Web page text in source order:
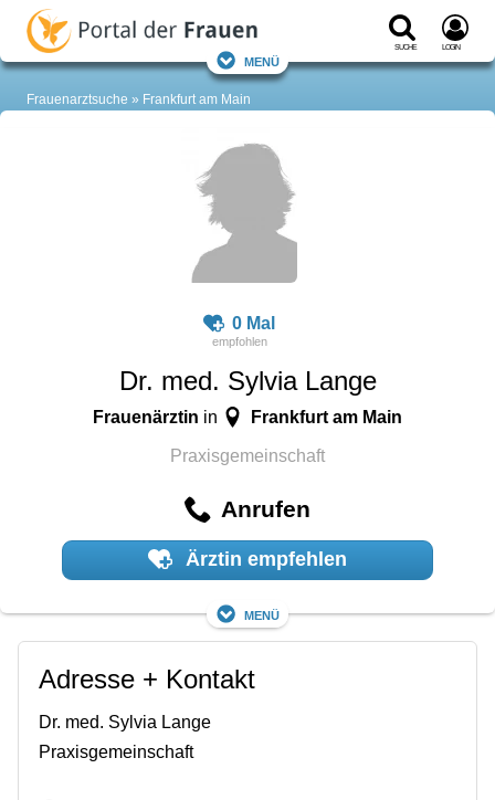
Suche Login
Menü
Frauenarztsuche Frankfurt am Main
0 Mal
Dr. med. Sylvia Lange
Frauenärztin in Frankfurt am Main
Praxisgemeinschaft
Anrufen
Ärztin empfehlen
Menü
Adresse + Kontakt
Dr. med. Sylvia Lange
Praxisgemeinschaft